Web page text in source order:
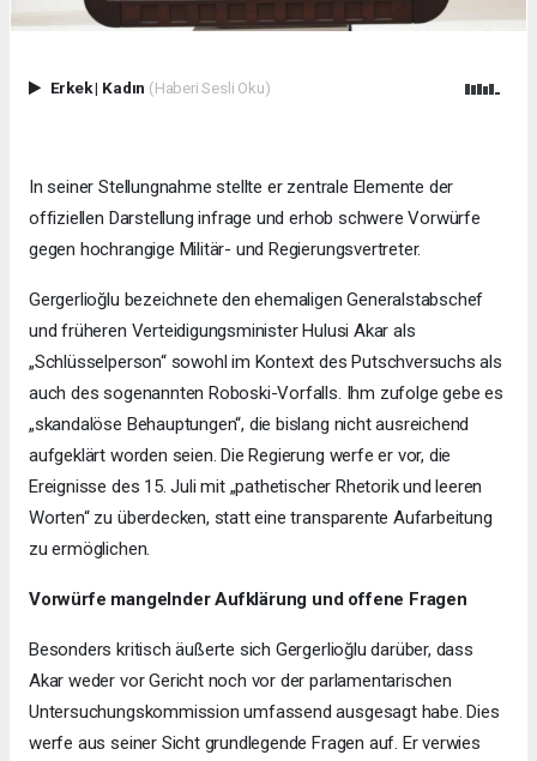
Erkek| Kadın (Haberi Sesli Oku)
In seiner Stellungnahme stellte er zentrale Elemente der
offiziellen Darstellung infrage und erhob schwere Vorwürfe
gegen hochrangige Militär- und Regierungsvertreter.
Gergerlioğlu bezeichnete den ehemaligen Generalstabschef
und früheren Verteidigungsminister Hulusi Akar als
„Schlüsselperson“ sowohl im Kontext des Putschversuchs als
auch des sogenannten Roboski-Vorfalls. Ihm zufolge gebe es
„skandalöse Behauptungen“, die bislang nicht ausreichend
aufgeklärt worden seien. Die Regierung werfe er vor, die
Ereignisse des 15. Juli mit „pathetischer Rhetorik und leeren
Worten“ zu überdecken, statt eine transparente Aufarbeitung
zu ermöglichen.
Vorwürfe mangelnder Aufklärung und offene Fragen
Besonders kritisch äußerte sich Gergerlioğlu darüber, dass
Akar weder vor Gericht noch vor der parlamentarischen
Untersuchungskommission umfassend ausgesagt habe. Dies
werfe aus seiner Sicht grundlegende Fragen auf. Er verwies